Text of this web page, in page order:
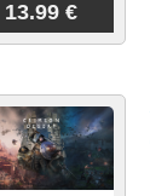
13.99 €